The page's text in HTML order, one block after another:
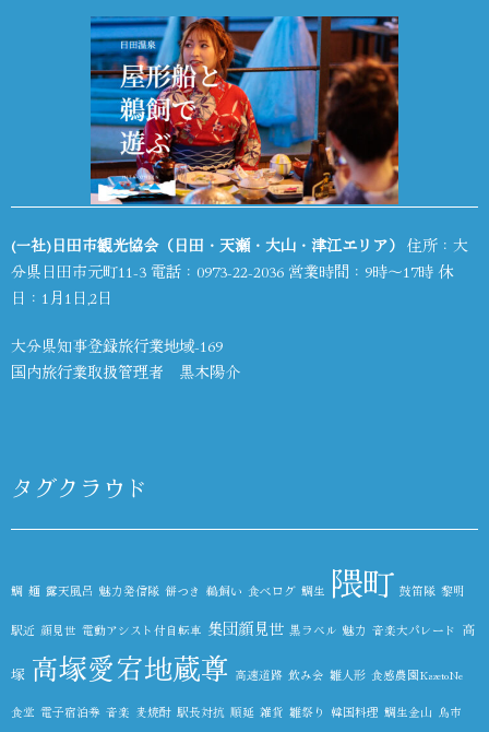
(一社)日田市観光協会（日田・天瀬・大山・津江エリア） 住所：大
分県日田市元町11-3 電話： 0973-22-2036 営業時間：9時～17時 休
日：1月1日,2日
大分県知事登録旅行業地域-169
国内旅行業取扱管理者 黒木陽介
タグクラウド
鯛 麺 露天風呂 魅力発信隊 餅つき 鵜飼い 食べログ 鯛生 隈町 鼓笛隊 黎明
駅近 顔見世 電動アシスト付自転車 集団顔見世 黒ラベル 魅力 音楽大パレード 高
塚 高塚愛宕地蔵尊 高速道路 飲み会 雛人形 食感農園KazetoNe
食堂 電子宿泊券 音楽 麦焼酎 駅長対抗 順延 雑貨 雛祭り 韓国料理 鯛生金山 鳥市